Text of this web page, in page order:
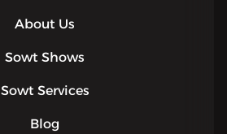
About Us
Sowt Shows
Sowt Services
Blog